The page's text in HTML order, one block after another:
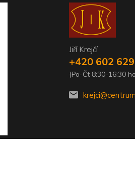
Jiří Krejčí
+420 602
(Po-Čt 8:30-16:30